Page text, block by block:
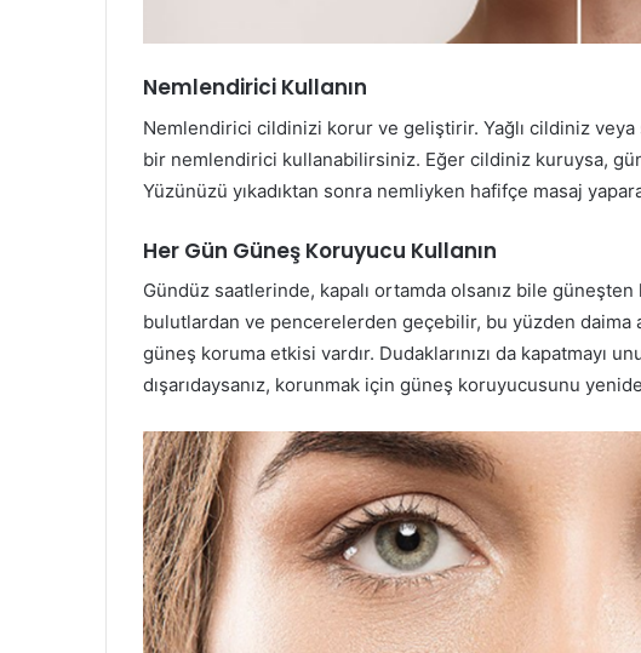
Nemlendirici Kullanın
Nemlendirici cildinizi korur ve geliştirir. Yağlı cildiniz
bir nemlendirici kullanabilirsiniz. Eğer cildiniz kuruysa,
Yüzünüzü yıkadıktan sonra nemliyken hafifçe masaj
Her Gün Güneş Koruyucu Kullanın
Gündüz saatlerinde, kapalı ortamda olsanız bile güneşten
bulutlardan ve pencerelerden geçebilir, bu yüzden daima
güneş koruma etkisi vardır. Dudaklarınızı da kapatmayı
dışarıdaysanız, korunmak için güneş koruyucusunu